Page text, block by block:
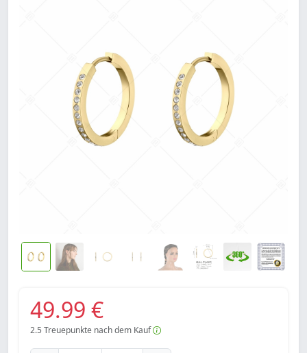
49.99 €
2.5 Treuepunkte nach dem Kauf